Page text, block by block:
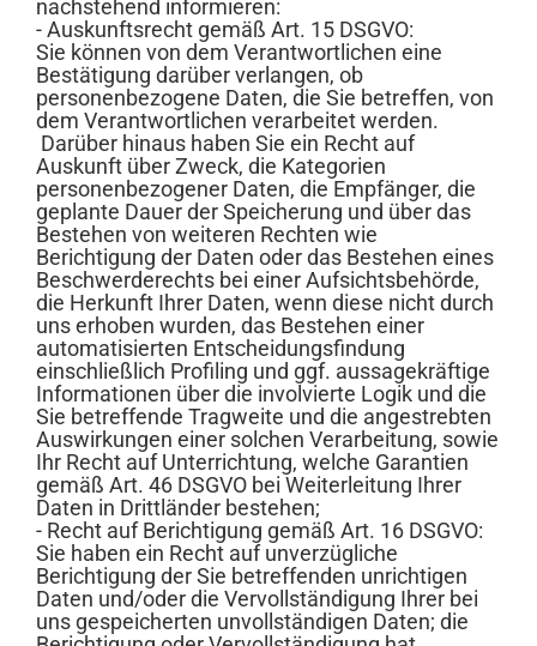
nachstehend informieren:
- Auskunftsrecht gemäß Art. 15 DSGVO:
Sie können von dem Verantwortlichen eine
Bestätigung darüber verlangen, ob
personenbezogene Daten, die Sie betreffen, von
dem Verantwortlichen verarbeitet werden.
Darüber hinaus haben Sie ein Recht auf
Auskunft über Zweck, die Kategorien
personenbezogener Daten, die Empfänger, die
geplante Dauer der Speicherung und über das
Bestehen von weiteren Rechten wie
Berichtigung der Daten oder das Bestehen eines
Beschwerderechts bei einer Aufsichtsbehörde,
die Herkunft Ihrer Daten, wenn diese nicht durch
uns erhoben wurden, das Bestehen einer
automatisierten Entscheidungsfindung
einschließlich Profiling und ggf. aussagekräftige
Informationen über die involvierte Logik und die
Sie betreffende Tragweite und die angestrebten
Auswirkungen einer solchen Verarbeitung, sowie
Ihr Recht auf Unterrichtung, welche Garantien
gemäß Art. 46 DSGVO bei Weiterleitung Ihrer
Daten in Drittländer bestehen;
- Recht auf Berichtigung gemäß Art. 16 DSGVO:
Sie haben ein Recht auf unverzügliche
Berichtigung der Sie betreffenden unrichtigen
Daten und/oder die Vervollständigung Ihrer bei
uns gespeicherten unvollständigen Daten; die